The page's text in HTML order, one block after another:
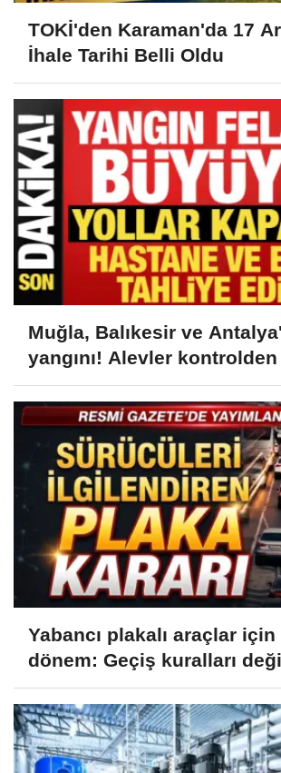
TOKİ'den Karaman'da 17
İhale Tarihi Belli Oldu
Muğla, Balıkesir ve
yangını! Alevler kontrolden
Yabancı plakalı araçlar
dönem: Geçiş kuralları